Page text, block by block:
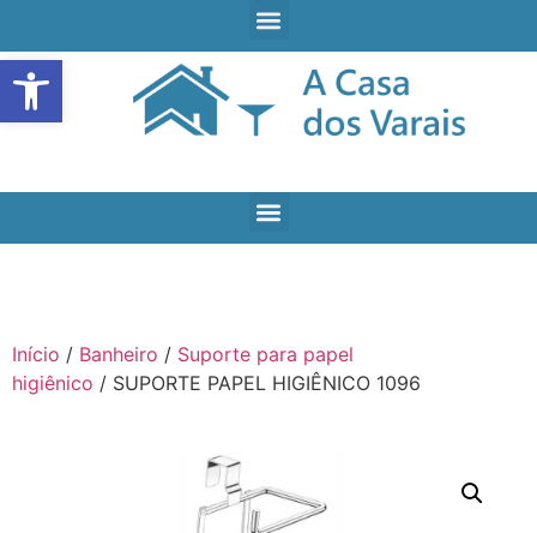
Open toolbar
Início / Banheiro / Suporte para papel
higiênico / SUPORTE PAPEL HIGIÊNICO 1096